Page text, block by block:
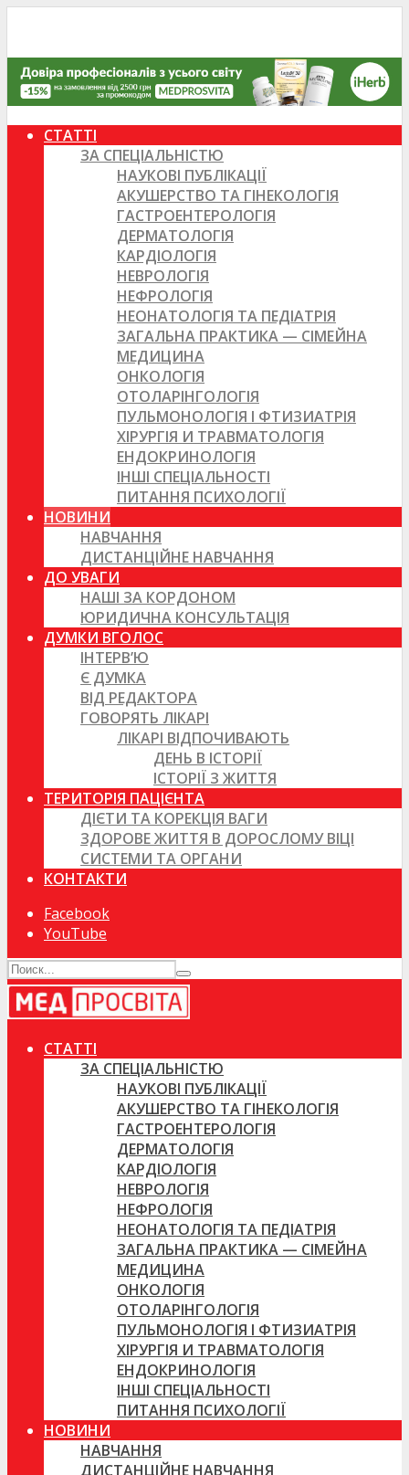
СТАТТІ
ЗА СПЕЦІАЛЬНІСТЮ
НАУКОВІ ПУБЛІКАЦІЇ
АКУШЕРСТВО ТА ГІНЕКОЛОГІЯ
ГАСТРОЕНТЕРОЛОГІЯ
ДЕРМАТОЛОГІЯ
КАРДІОЛОГІЯ
НЕВРОЛОГІЯ
НЕФРОЛОГІЯ
НЕОНАТОЛОГІЯ ТА ПЕДІАТРІЯ
ЗАГАЛЬНА ПРАКТИКА — СІМЕЙНА
МЕДИЦИНА
ОНКОЛОГІЯ
ОТОЛАРІНГОЛОГІЯ
ПУЛЬМОНОЛОГІЯ І ФТИЗИАТРІЯ
ХІРУРГІЯ И ТРАВМАТОЛОГІЯ
ЕНДОКРИНОЛОГІЯ
ІНШІ СПЕЦІАЛЬНОСТІ
ПИТАННЯ ПСИХОЛОГІЇ
НОВИНИ
НАВЧАННЯ
ДИСТАНЦІЙНЕ НАВЧАННЯ
ДО УВАГИ
НАШІ ЗА КОРДОНОМ
ЮРИДИЧНА КОНСУЛЬТАЦІЯ
ДУМКИ ВГОЛОС
ІНТЕРВ’Ю
Є ДУМКА
ВІД РЕДАКТОРА
ГОВОРЯТЬ ЛІКАРІ
ЛІКАРІ ВІДПОЧИВАЮТЬ
ДЕНЬ В ІСТОРІЇ
ІСТОРІЇ З ЖИТТЯ
ТЕРИТОРІЯ ПАЦІЄНТА
ДІЄТИ ТА КОРЕКЦІЯ ВАГИ
ЗДОРОВЕ ЖИТТЯ В ДОРОСЛОМУ ВІЦІ
СИСТЕМИ ТА ОРГАНИ
КОНТАКТИ
Facebook
YouTube
СТАТТІ
ЗА СПЕЦІАЛЬНІСТЮ
НАУКОВІ ПУБЛІКАЦІЇ
АКУШЕРСТВО ТА ГІНЕКОЛОГІЯ
ГАСТРОЕНТЕРОЛОГІЯ
ДЕРМАТОЛОГІЯ
КАРДІОЛОГІЯ
НЕВРОЛОГІЯ
НЕФРОЛОГІЯ
НЕОНАТОЛОГІЯ ТА ПЕДІАТРІЯ
ЗАГАЛЬНА ПРАКТИКА — СІМЕЙНА
МЕДИЦИНА
ОНКОЛОГІЯ
ОТОЛАРІНГОЛОГІЯ
ПУЛЬМОНОЛОГІЯ І ФТИЗИАТРІЯ
ХІРУРГІЯ И ТРАВМАТОЛОГІЯ
ЕНДОКРИНОЛОГІЯ
ІНШІ СПЕЦІАЛЬНОСТІ
ПИТАННЯ ПСИХОЛОГІЇ
НОВИНИ
НАВЧАННЯ
ДИСТАНЦІЙНЕ НАВЧАННЯ